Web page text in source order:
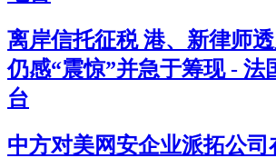
离岸信托征税 港、新律师
仍感“震惊”并急于筹现 - 法
台
中方对美网安企业派拓公